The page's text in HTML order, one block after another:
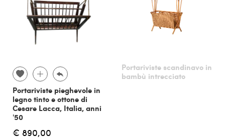
Portariviste pieghevole in
legno tinto e ottone di
Cesare Lacca, Italia, anni
'50
€ 890,00
Portariviste scandinavo in
bambù intrecciato